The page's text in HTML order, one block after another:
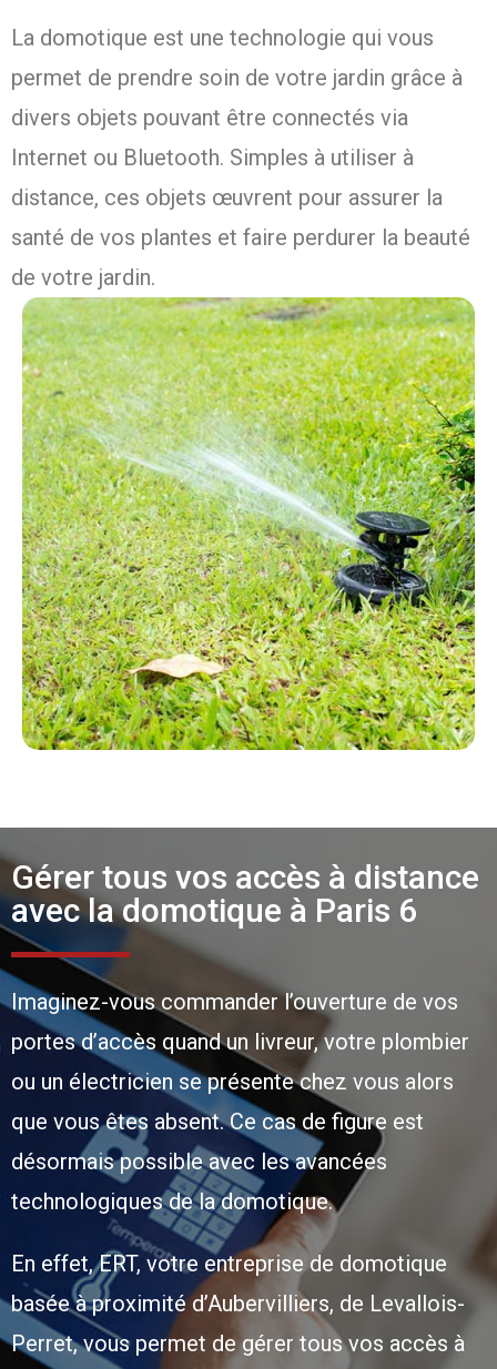
La domotique est une technologie qui vous
permet de prendre soin de votre jardin grâce à
divers objets pouvant être connectés via
Internet ou Bluetooth. Simples à utiliser à
distance, ces objets œuvrent pour assurer la
santé de vos plantes et faire perdurer la beauté
de votre jardin.
Gérer tous vos accès à distance
avec la domotique à Paris 6
Imaginez-vous commander l’ouverture de vos
portes d’accès quand un livreur, votre plombier
ou un électricien se présente chez vous alors
que vous êtes absent. Ce cas de figure est
désormais possible avec les avancées
technologiques de la domotique.
En effet, ERT, votre entreprise de domotique
basée à proximité d’Aubervilliers, de Levallois-
Perret, vous permet de gérer tous vos accès à